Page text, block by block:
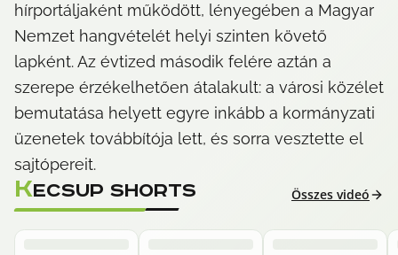
hírportáljaként működött, lényegében a Magyar
Nemzet hangvételét helyi szinten követő
lapként. Az évtized második felére aztán a
szerepe érzékelhetően átalakult: a városi közélet
bemutatása helyett egyre inkább a kormányzati
üzenetek továbbítója lett, és sorra vesztette el
sajtópereit.
KECSUP SHORTS Összes videó